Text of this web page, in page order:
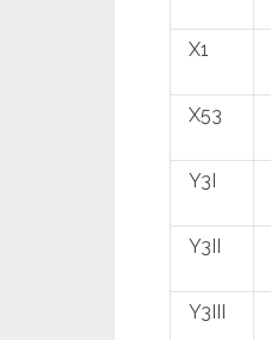
X1
X53
Y3I
Y3II
Y3III